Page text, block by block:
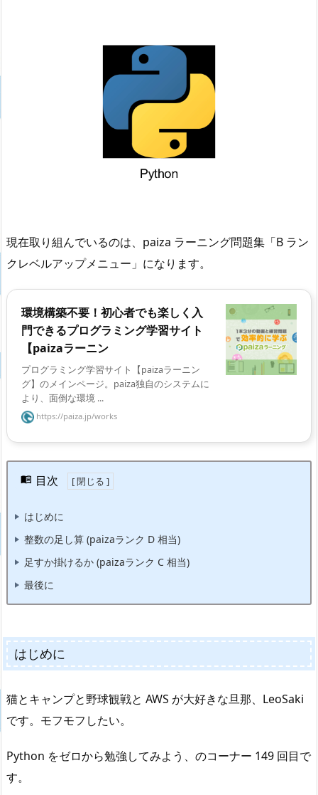
現在取り組んでいるのは、paiza ラーニング問題集「B ラン
クレベルアップメニュー」になります。
環境構築不要！初心者でも楽しく入
門できるプログラミング学習サイト
【paizaラーニン
プログラミング学習サイト【paizaラーニン
グ】のメインページ。paiza独自のシステムに
より、面倒な環境 ...
https://paiza.jp/works
目次
はじめに
整数の足し算 (paizaランク D 相当)
足すか掛けるか (paizaランク C 相当)
最後に
はじめに
猫とキャンプと野球観戦と AWS が大好きな旦那、LeoSaki
です。モフモフしたい。
Python をゼロから勉強してみよう、のコーナー 149 回目で
す。